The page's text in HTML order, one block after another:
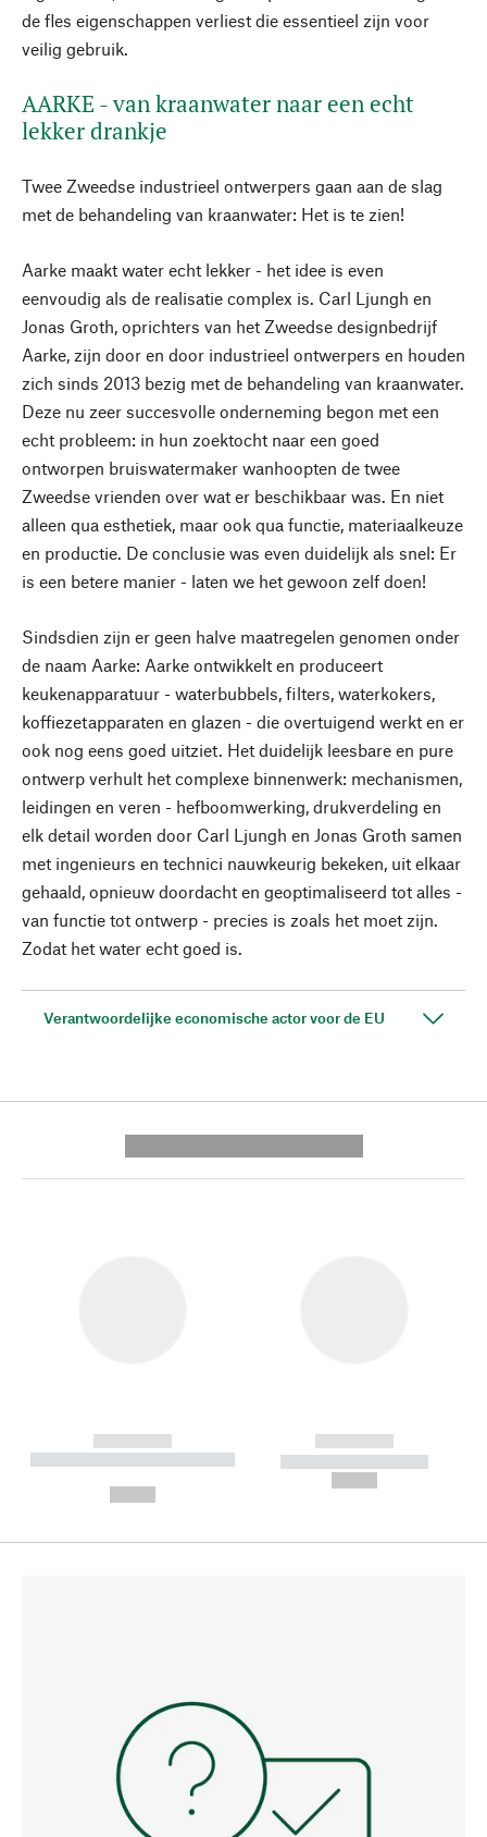
de fles eigenschappen verliest die essentieel zijn voor
veilig gebruik.
AARKE - van kraanwater naar een echt
lekker drankje
Twee Zweedse industrieel ontwerpers gaan aan de slag
met de behandeling van kraanwater: Het is te zien!
Aarke maakt water echt lekker - het idee is even
eenvoudig als de realisatie complex is. Carl Ljungh en
Jonas Groth, oprichters van het Zweedse designbedrijf
Aarke, zijn door en door industrieel ontwerpers en houden
zich sinds 2013 bezig met de behandeling van kraanwater.
Deze nu zeer succesvolle onderneming begon met een
echt probleem: in hun zoektocht naar een goed
ontworpen bruiswatermaker wanhoopten de twee
Zweedse vrienden over wat er beschikbaar was. En niet
alleen qua esthetiek, maar ook qua functie, materiaalkeuze
en productie. De conclusie was even duidelijk als snel: Er
is een betere manier - laten we het gewoon zelf doen!
Sindsdien zijn er geen halve maatregelen genomen onder
de naam Aarke: Aarke ontwikkelt en produceert
keukenapparatuur - waterbubbels, filters, waterkokers,
koffiezetapparaten en glazen - die overtuigend werkt en er
ook nog eens goed uitziet. Het duidelijk leesbare en pure
ontwerp verhult het complexe binnenwerk: mechanismen,
leidingen en veren - hefboomwerking, drukverdeling en
elk detail worden door Carl Ljungh en Jonas Groth samen
met ingenieurs en technici nauwkeurig bekeken, uit elkaar
gehaald, opnieuw doordacht en geoptimaliseerd tot alles -
van functie tot ontwerp - precies is zoals het moet zijn.
Zodat het water echt goed is.
Verantwoordelijke economische actor voor de EU
------------
----------- ----------- --------
------------
----------- -----------